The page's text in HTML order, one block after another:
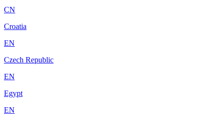
CN
Croatia
EN
Czech Republic
EN
Egypt
EN